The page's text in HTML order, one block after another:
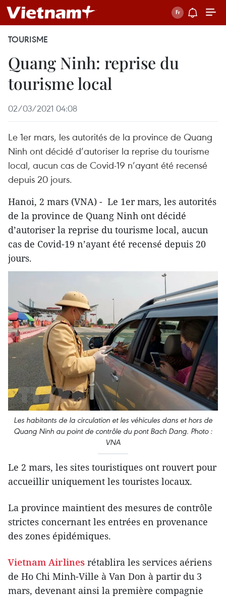
TOURISME
Quang Ninh: reprise du
tourisme local
02/03/2021 04:08
Le 1er mars, les autorités de la province de Quang
Ninh ont décidé d’autoriser la reprise du tourisme
local, aucun cas de Covid-19 n’ayant été recensé
depuis 20 jours.
Hanoi, 2 mars (VNA) - Le 1er mars, les autorités
de la province de Quang Ninh ont décidé
d’autoriser la reprise du tourisme local, aucun
cas de Covid-19 n’ayant été recensé depuis 20
jours.
Les habitants de la circulation et les véhicules dans et hors de
Quang Ninh au point de contrôle du pont Bach Dang. Photo :
VNA
Le 2 mars, les sites touristiques ont rouvert pour
accueillir uniquement les touristes locaux.
La province maintient des mesures de contrôle
strictes concernant les entrées en provenance
des zones épidémiques.
Vietnam Airlines rétablira les services aériens
de Ho Chi Minh-Ville à Van Don à partir du 3
mars, devenant ainsi la première compagnie